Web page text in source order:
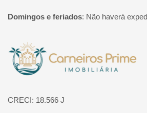
Domingos e feriados: Não haverá
Página inicial
CRECI: 18.566 J